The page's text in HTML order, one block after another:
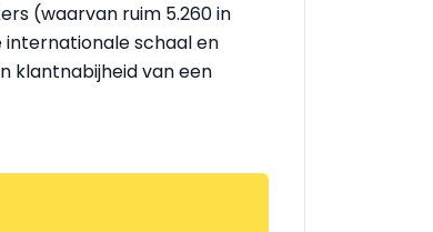
(waarvan ruim 5.260 in
schaal en
klantnabijheid van een